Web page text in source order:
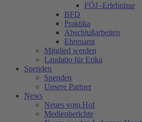
FÖJ -Erlebnisse
BFD
Praktika
Abschlußarbeiten
Ehrenamt
Mitglied werden
Laudatio für Erika
Spenden
Spenden
Unsere Partner
News
Neues vom Hof
Medienberichte